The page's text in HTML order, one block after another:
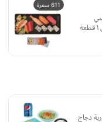
611 سعرة
قطعة إيبي
سوشي ١ قطعة سلمون ساشيمي ١ قطعة تونة ساشيمي ١ قطعة
دجاج